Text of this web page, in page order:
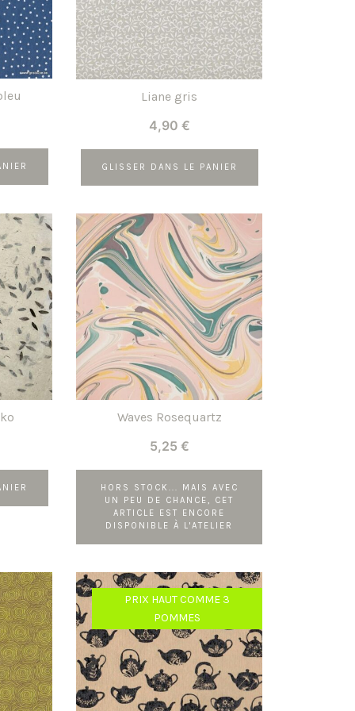
prix
actuel
est :
Liane gris
4,90 €
GLISSER DANS LE PANIER
Waves Rosequartz
5,25 €
HORS STOCK... MAIS AVEC
UN PEU DE CHANCE, CET
ARTICLE EST ENCORE
DISPONIBLE À L'ATELIER
PRIX HAUT COMME 3
POMMES